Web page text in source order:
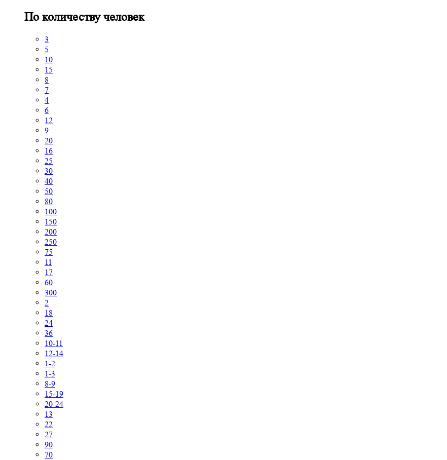
По количеству человек
3
5
10
15
8
7
4
6
12
9
20
16
25
30
40
50
80
100
150
200
250
75
11
17
60
300
2
18
24
36
10-11
12-14
1-2
1-3
8-9
15-19
20-24
13
22
27
90
70